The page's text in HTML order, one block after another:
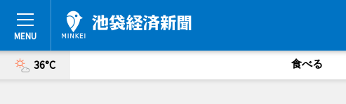
36°C 食べる